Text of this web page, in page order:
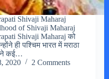
Shivaji Maharaj
of Shivaji Maharaj
Shivaji Maharaj को
ही पश्चिम भारत में मराठा
कई…
2020 2 Comments